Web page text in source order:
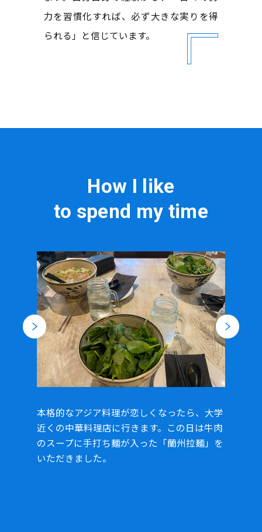
力を習慣化すれば、必ず大きな実りを得
られる」と信じています。
How I like
to spend my time
本格的なアジア料理が恋しくなったら、大学
近くの中華料理店に行きます。この日は牛肉
のスープに手打ち麺が入った「蘭州拉麺」を
いただきました。